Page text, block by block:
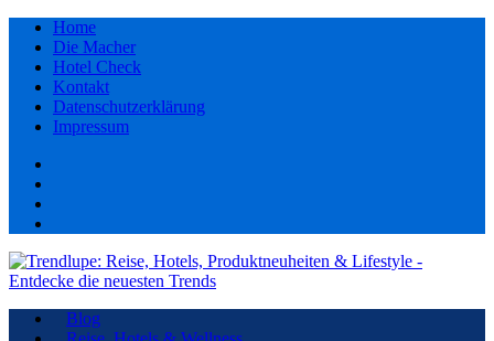
Home
Die Macher
Hotel Check
Kontakt
Datenschutzerklärung
Impressum
Blog